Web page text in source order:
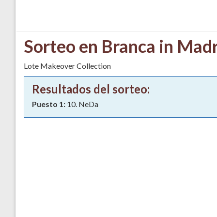
Sorteo en Branca in
Lote Makeover Collection
Resultados del sorteo:
Puesto 1: 10. NeDa